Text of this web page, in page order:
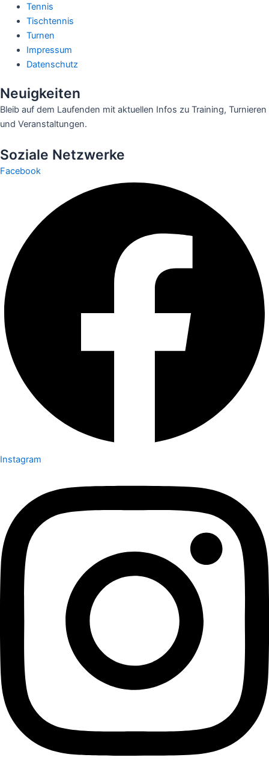
Tennis
Tischtennis
Turnen
Impressum
Datenschutz
Neuigkeiten
Bleib auf dem Laufenden mit aktuellen Infos zu Training, Turnieren
und Veranstaltungen.
Soziale Netzwerke
Facebook
Instagram